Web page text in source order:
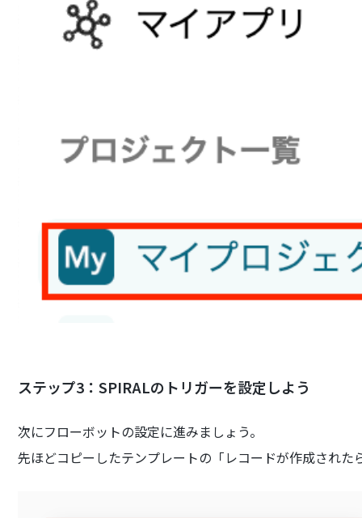
ステップ3：SPIRALのトリガーを設定しよう
次にフローボットの設定に進みましょう。
先ほどコピーしたテンプレートの「レコードが作成された